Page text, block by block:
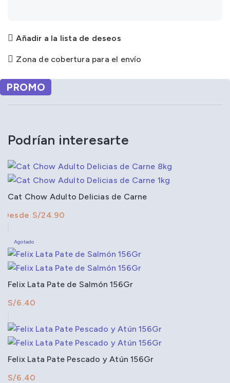
Añadir a la lista de deseos
Zona de cobertura para el envío
Podrían interesarte
PROMO
Cat Chow Adulto Delicias de Carne
S/
Agotado
Felix Lata Pate de Salmón 156Gr
S/
Felix Lata Pate Pescado y Atún 156Gr
S/